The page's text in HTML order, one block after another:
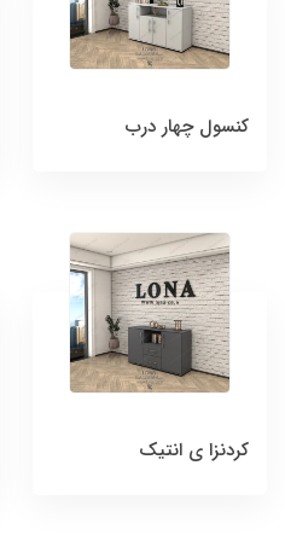
کنسول چهار درب
کردنزا ی انتیک